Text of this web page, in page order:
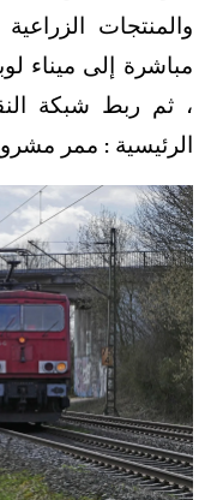
والمنتجات
مباشرة إلى ميناء
، ثم ربط شبكة
الرئيسية : ممر